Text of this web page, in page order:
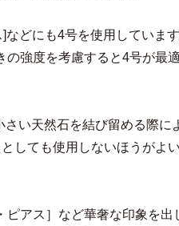
どにも4号を使用していま
強度を考慮すると4号が最
い天然石を結び留める際に
しても使用しないほうがよ
アス］など華奢な印象を出